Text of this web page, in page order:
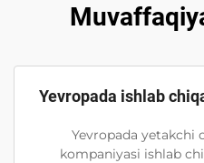
Yevropada ishlab
Yevropada yetakchi
kompaniyasi ishlab